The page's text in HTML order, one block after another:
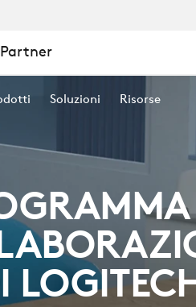
Partner
Soluzioni Risorse